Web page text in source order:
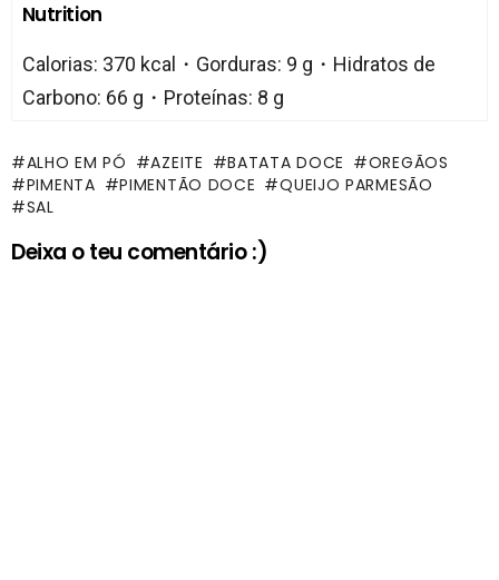
Nutrition
Calorias: 370 kcal・Gorduras: 9 g・Hidratos de
Carbono: 66 g・Proteínas: 8 g
ALHO EM PÓ AZEITE BATATA DOCE
OREGÃOS
PIMENTA
PIMENTÃO DOCE
QUEIJO PARMESÃO
SAL
Deixa o teu comentário :)